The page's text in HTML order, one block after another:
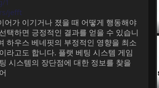
1
jefft
가 이기거나 졌을 때 어떻게 행동해야
택하면 긍정적인 결과를 얻을 수 있습니
하우스 베네핏의 부정적인 영향을 최소
라고도 합니다. 플랫 베팅 시스템 게임
시스템의 장단점에 대한 정보를 찾을